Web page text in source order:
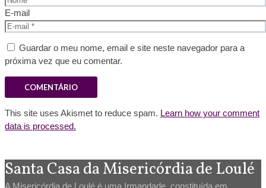
E-mail
Guardar o meu nome, email e site neste navegador para a
próxima vez que eu comentar.
This site uses Akismet to reduce spam. Learn how your comment
data is processed.
Santa Casa da Misericórdia de Loulé
A Misericórdia de Loulé é uma Irmandade, constituída em